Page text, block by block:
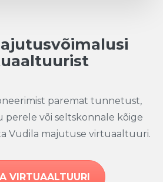
paremat tunnetust,
perele või seltskonnale kõige
Vudila majutuse virtuaaltuuri.
VIRTUAALTUURI